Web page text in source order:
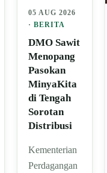
05 AUG 2026
·BERITA
DMO Sawit
Menopang
Pasokan
MinyaKita
di Tengah
Sorotan
Distribusi
Kementerian
Perdagangan